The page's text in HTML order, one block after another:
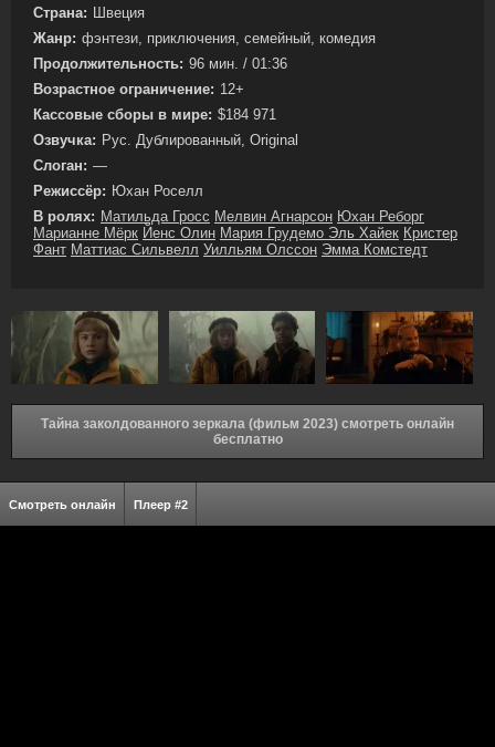
Страна: Швеция
Жанр: фэнтези, приключения, семейный, комедия
Продолжительность: 96 мин. / 01:36
Возрастное ограничение: 12+
Кассовые сборы в мире: $184 971
Озвучка: Рус. Дублированный, Original
Слоган: —
Режиссёр: Юхан Роселл
В ролях: Матильда Гросс Мелвин Агнарсон Юхан Реборг
Марианне Мёрк Йенс Олин Мария Грудемо Эль Хайек Кристер
Фант Маттиас Сильвелл Уилльям Олссон Эмма Комстедт
Тайна заколдованного зеркала (фильм 2023) смотреть онлайн
бесплатно
Смотреть онлайн Плеер #2